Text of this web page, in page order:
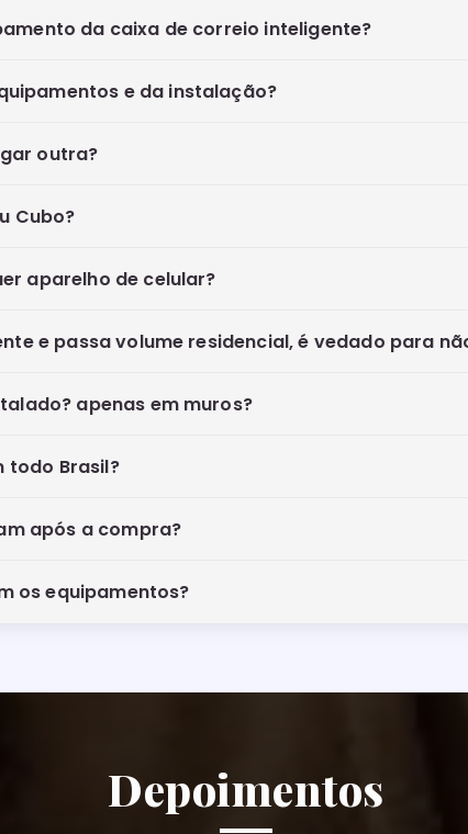
da caixa de correio inteligente?
e da instalação?
outra?
Cubo?
aparelho de celular?
e passa volume residencial, é vedado para
apenas em muros?
todo Brasil?
após a compra?
os equipamentos?
Depoimentos